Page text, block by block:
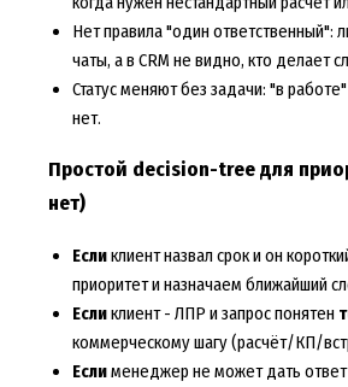
Нет правила "один ответственный":
чаты, а в CRM не видно, кто делает
Статус меняют без задачи: "в
нет.
Простой decision-tree для
нет)
Есликлиент назвал срок и он
приоритет и назначаем ближайший
Есликлиент - ЛПР и запрос понятен
коммерческому шагу (расчёт/КП/
Еслименеджер не может дать ответ